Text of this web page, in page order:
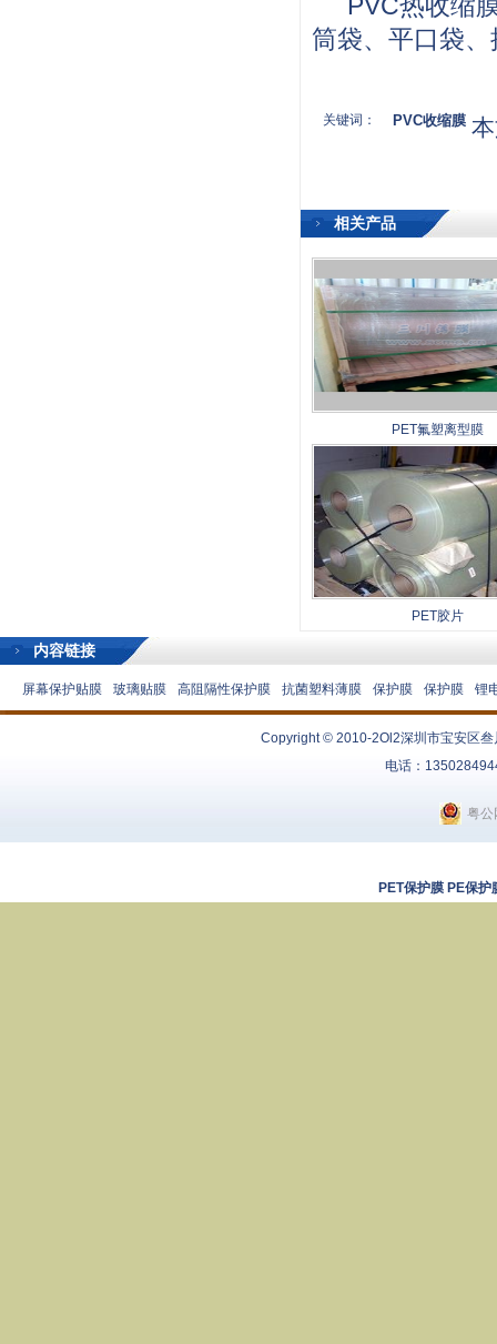
筒袋、平口袋
关键词： PVC收缩膜
相关产品
PET氟塑离型膜
PET胶片
内容链接
屏幕保护贴膜 玻璃贴膜 高阻隔性保护膜 抗菌塑料薄膜 保护膜 保护膜 锂
Copyright © 2010-2Ol2深圳市宝安区
电话：
粤
PET保护膜 PE保护